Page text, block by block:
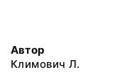
Автор
Климович Л.